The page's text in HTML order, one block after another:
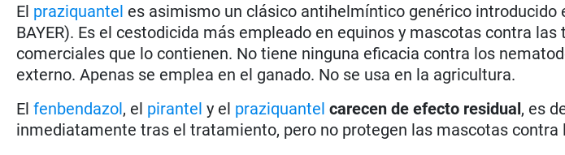
El praziquantel es asimismo un clásico antihelmíntico genérico introducido
BAYER). Es el cestodicida más empleado en equinos y mascotas contra
comerciales que lo contienen. No tiene ninguna eficacia contra los
externo. Apenas se emplea en el ganado. No se usa en la agricultura.
Elfenbendazol, el pirantel y el praziquantel carecen de efecto residual, es
inmediatamente tras el tratamiento, pero no protegen las mascotas contra